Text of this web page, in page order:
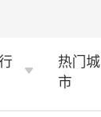
热门城
市